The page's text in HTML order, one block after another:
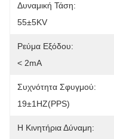
Δυναμική Τάση:
55±5KV
Ρεύμα Εξόδου:
< 2mA
Συχνότητα Σφυγμού:
19±1HZ(PPS)
Η Κινητήρια Δύναμη: